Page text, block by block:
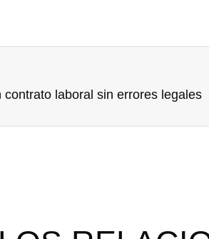
contrato laboral sin errores legales